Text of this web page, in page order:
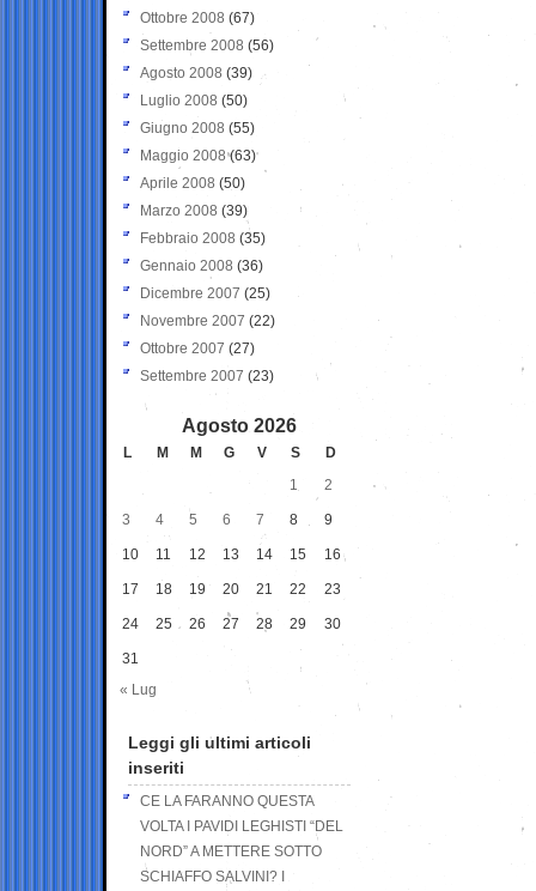
Ottobre 2008 (67)
Settembre 2008 (56)
Agosto 2008 (39)
Luglio 2008 (50)
Giugno 2008 (55)
Maggio 2008(63)
Aprile 2008 (50)
Marzo 2008 (39)
Febbraio 2008 (35)
Gennaio 2008 (36)
Dicembre 2007 (25)
Novembre 2007 (22)
Ottobre 2007 (27)
Settembre 2007 (23)
Agosto 2026
L M M G V S
D
1
2
3 4 5 6 7 8 9
10 11 12 13 14 15 16
17 18 19 20 21 22 23
24 25 26 27 28 29 30
31
« Lug
Leggi gli ultimi articoli
inseriti
CE LA FARANNO QUESTA
VOLTA I PAVIDI LEGHISTI “DEL
NORD” A METTERE SOTTO
SCHIAFFO SALVINI? I